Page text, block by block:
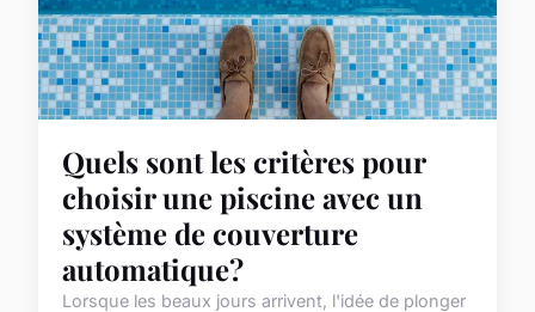
Quels sont les critères pour
choisir une piscine avec un
système de couverture
automatique?
Lorsque les beaux jours arrivent, l'idée de plonger